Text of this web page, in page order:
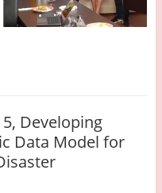
Developing
Data Model for